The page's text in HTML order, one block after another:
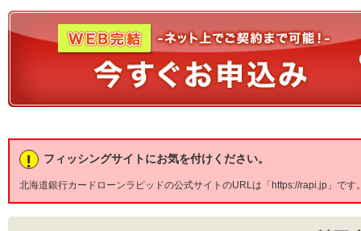
! フィッシングサイトにお気を付けください。
北海道銀行カードローンラピッドの公式サイトのURLは「https://rapi.jp」で